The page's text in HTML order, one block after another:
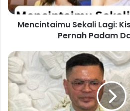
Mencintaimu Sekali Lagi:
Pernah Padam